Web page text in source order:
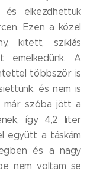
és elkezdhettük
Ezen a közel
kitett, sziklás
emelkedünk. A
többször is
és nem is
már szóba jött a
így 4,2 liter
együtt a táskám
és a nagy
nem voltam se